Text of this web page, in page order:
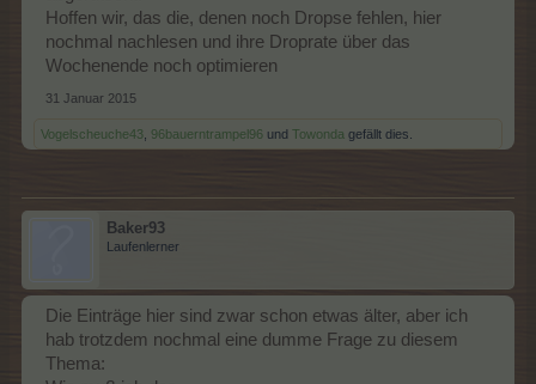
Hoffen wir, das die, denen noch Dropse fehlen, hier
nochmal nachlesen und ihre Droprate über das
Wochenende noch optimieren
31 Januar 2015
Vogelscheuche43 96bauerntrampel96 und Towonda gefällt dies.
Baker93
Laufenlerner
Die Einträge hier sind zwar schon etwas älter, aber ich
hab trotzdem nochmal eine dumme Frage zu diesem
Thema: